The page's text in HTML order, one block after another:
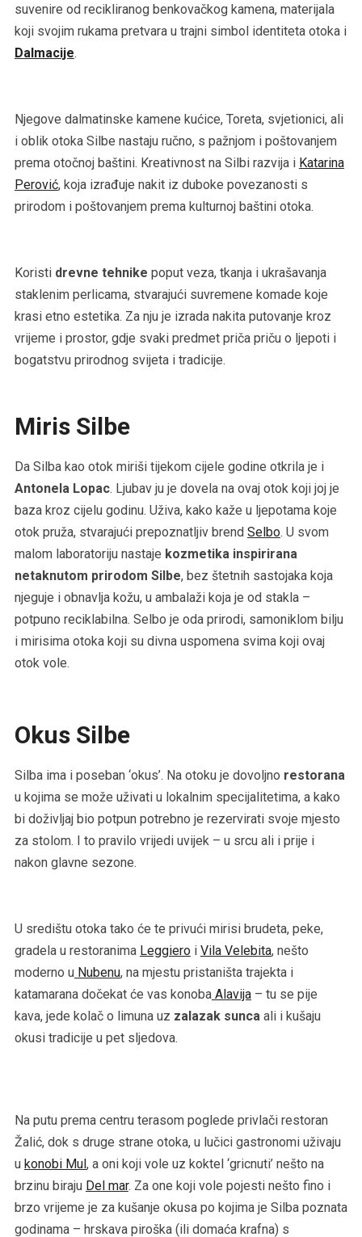
suvenire od recikliranog benkovačkog kamena, materijala
koji svojim rukama pretvara u trajni simbol identiteta otoka i
Dalmacije.
Njegove dalmatinske kamene kućice, Toreta, svjetionici, ali
i oblik otoka Silbe nastaju ručno, s pažnjom i poštovanjem
prema otočnoj baštini. Kreativnost na Silbi razvija i Katarina
Perović, koja izrađuje nakit iz duboke povezanosti s
prirodom i poštovanjem prema kulturnoj baštini otoka.
Koristi drevne tehnike poput veza, tkanja i ukrašavanja
staklenim perlicama, stvarajući suvremene komade koje
krasi etno estetika. Za nju je izrada nakita putovanje kroz
vrijeme i prostor, gdje svaki predmet priča priču o ljepoti i
bogatstvu prirodnog svijeta i tradicije.
Miris Silbe
Da Silba kao otok miriši tijekom cijele godine otkrila je i
Antonela Lopac. Ljubav ju je dovela na ovaj otok koji joj je
baza kroz cijelu godinu. Uživa, kako kaže u ljepotama koje
otok pruža, stvarajući prepoznatljiv brend Selbo. U svom
malom laboratoriju nastaje kozmetika inspirirana
netaknutom prirodom Silbe, bez štetnih sastojaka koja
njeguje i obnavlja kožu, u ambalaži koja je od stakla –
potpuno reciklabilna. Selbo je oda prirodi, samoniklom bilju
i mirisima otoka koji su divna uspomena svima koji ovaj
otok vole.
Okus Silbe
Silba ima i poseban ‘okus’. Na otoku je dovoljno restorana
u kojima se može uživati u lokalnim specijalitetima, a kako
bi doživljaj bio potpun potrebno je rezervirati svoje mjesto
za stolom. I to pravilo vrijedi uvijek – u srcu ali i prije i
nakon glavne sezone.
U središtu otoka tako će te privući mirisi brudeta, peke,
gradela u restoranima Leggieroi Vila Velebita, nešto
moderno uNubenu, na mjestu pristaništa trajekta i
katamarana dočekat će vas konobaAlavija– tu se pije
kava, jede kolač o limuna uz zalazak sunca ali i kušaju
okusi tradicije u pet sljedova.
Na putu prema centru terasom poglede privlači restoran
Žalić, dok s druge strane otoka, u lučici gastronomi uživaju
u konobi Mul, a oni koji vole uz koktel ‘gricnuti’ nešto na
brzinu biraju Del mar. Za one koji vole pojesti nešto fino i
brzo vrijeme je za kušanje okusa po kojima je Silba poznata
godinama – hrskava piroška (ili domaća krafna) s